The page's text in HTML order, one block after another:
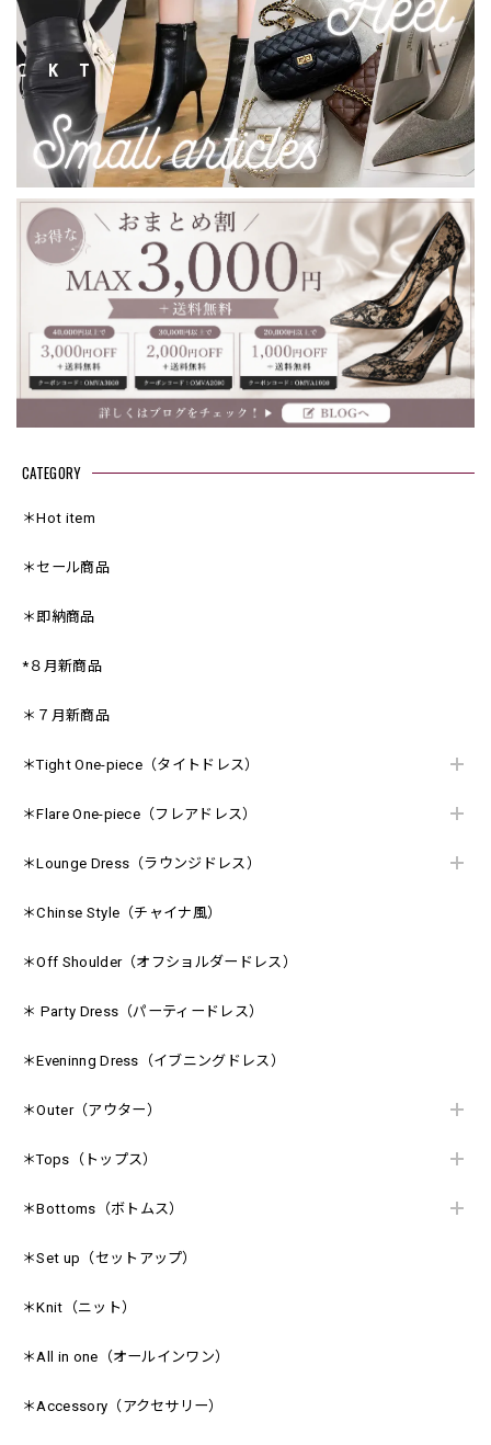
CATEGORY
＊Hot item
＊セール商品
＊即納商品
*８月新商品
＊７月新商品
＊Tight One-piece（タイトドレス）
＊Flare One-piece（フレアドレス）
＊Lounge Dress（ラウンジドレス）
＊Chinse Style（チャイナ風）
＊Off Shoulder（オフショルダードレス）
＊ Party Dress（パーティードレス）
＊Eveninng Dress（イブニングドレス）
＊Outer（アウター）
＊Tops（トップス）
＊Bottoms（ボトムス）
＊Set up（セットアップ）
＊Knit（ニット）
＊All in one（オールインワン）
＊Accessory（アクセサリー）